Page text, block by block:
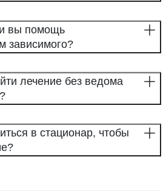
вы помощь
зависимого?
лечение без ведома
в стационар, чтобы